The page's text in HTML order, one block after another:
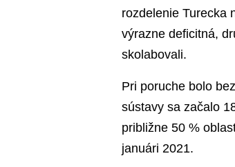
rozdelenie Turecka
výrazne deficitná,
skolabovali.
Pri poruche bolo
sústavy sa začalo
približne 50 %
januári 2021.